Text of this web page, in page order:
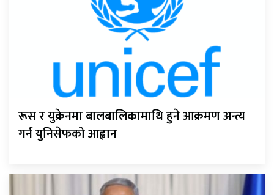
रूस र युक्रेनमा बालबालिकामाथि हुने आक्रमण अन्त्य
गर्न युनिसेफको आह्वान